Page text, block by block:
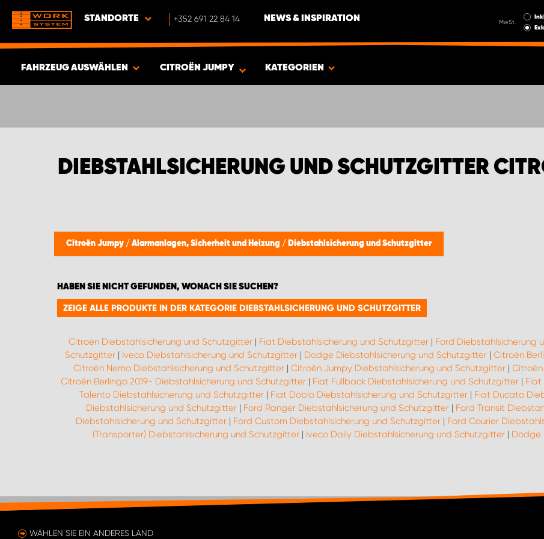
STANDORTE +352 691 22 84 14 NEWS & INSPIRATION MwSt.
FAHRZEUG AUSWÄHLEN
ARTIKEL
CITROËN JUMPY KATEGORIEN
DIEBSTAHLSICHERUNG UND SCHUTZGITTER
Citroën Jumpy / Alarmanlagen, Sicherheit und Heizung / Diebstahlsicherung und Schutzgitter
HABEN SIE NICHT GEFUNDEN, WONACH SIE SUCHEN?
ZEIGE ALLE PRODUKTE IN DER KATEGORIE DIEBSTAHLSICHERUNG UND SCHUTZGITTER
Citroën Diebstahlsicherung und Schutzgitter| Fiat Diebstahlsicherung und Schutzgitter| Ford Diebstahlsicherung
Schutzgitter | Iveco Diebstahlsicherung und Schutzgitter | Dodge Diebstahlsicherung und Schutzgitter | Citroën
Citroën Nemo Diebstahlsicherung und Schutzgitter | Citroën Jumpy Diebstahlsicherung und Schutzgitter |
Citroën Berlingo 2019- Diebstahlsicherung und Schutzgitter | Fiat Fullback Diebstahlsicherung und Schutzgitter | Fiat
Talento Diebstahlsicherung und Schutzgitter| Fiat Doblo Diebstahlsicherung und Schutzgitter| Fiat Ducato
Diebstahlsicherung und Schutzgitter | Ford Ranger Diebstahlsicherung und Schutzgitter | Ford Transit
Diebstahlsicherung und Schutzgitter| Ford Custom Diebstahlsicherung und Schutzgitter| Ford Courier
(Transporter) Diebstahlsicherung und Schutzgitter| Iveco Daily Diebstahlsicherung und Schutzgitter| Dodge
WÄHLEN SIE EIN ANDERES LAND